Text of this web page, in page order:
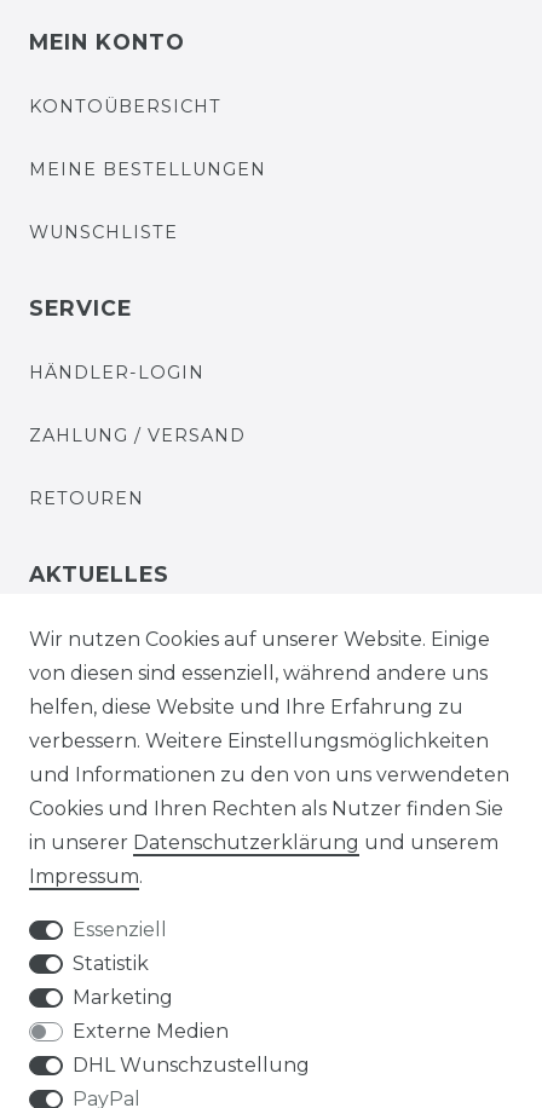
MEIN KONTO
KONTOÜBERSICHT
MEINE BESTELLUNGEN
WUNSCHLISTE
SERVICE
HÄNDLER-LOGIN
ZAHLUNG / VERSAND
RETOUREN
AKTUELLES
STELLENANGEBOTE
NEWSLETTER
Impressum
AGB
Wir nutzen Cookies auf unserer Website. Einige
von diesen sind essenziell, während andere uns
helfen, diese Website und Ihre Erfahrung zu
verbessern. Weitere Einstellungsmöglichkeiten
und Informationen zu den von uns verwendeten
Cookies und Ihren Rechten als Nutzer finden Sie
in unserer Daten­schutz­erklärung und unserem
Impressum.
Essenziell
Statistik
Marketing
Externe Medien
DHL Wunschzustellung
PayPal